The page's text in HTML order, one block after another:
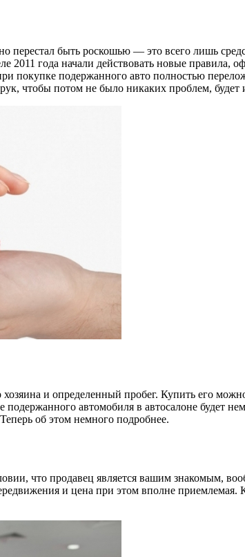
перестал быть роскошью — это всего лишь
2011 года начали действовать новые
покупке подержанного авто полностью
чтобы потом не было никаких проблем, будет
и определенный пробег. Купить его
автомобиля в автосалоне будет
об этом немного подробнее.
что продавец является вашим знакомым,
и цена при этом вполне